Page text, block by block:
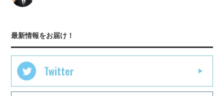
最新情報をお届け！
Twitter